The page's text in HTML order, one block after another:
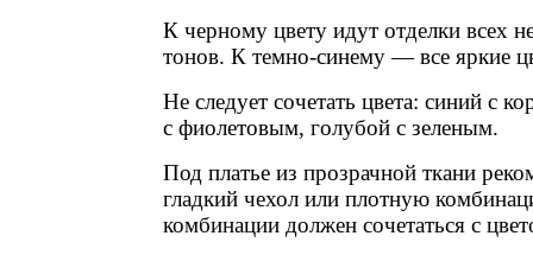
К черному цвету идут отделки всех
тонов. К темно-синему — все яркие
Не следует сочетать цвета: синий с
с фиолетовым, голубой с зеленым.
Под платье из прозрачной ткани
гладкий чехол или плотную
комбинации должен сочетаться с